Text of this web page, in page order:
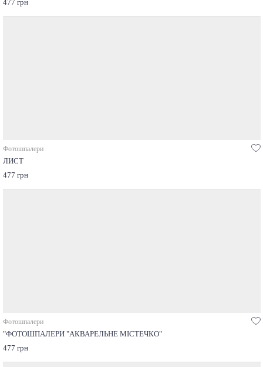
477 грн
Фотошпалери
ЛИСТ
477 грн
Фотошпалери
"ФОТОШПАЛЕРИ "АКВАРЕЛЬНЕ МІСТЕЧКО"
477 грн